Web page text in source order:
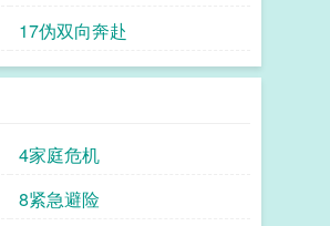
跨频护犊日常＃本想躺平当
17伪双向奔赴
4家庭危机
8紧急避险